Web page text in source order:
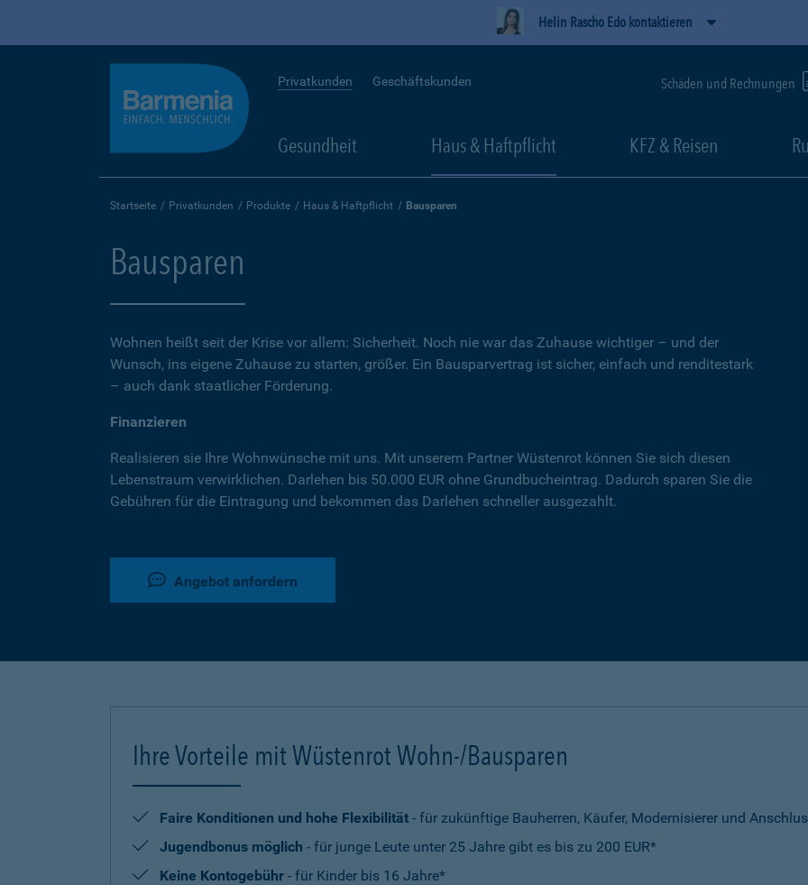
Helin Rascho Edo kontaktieren
Privatkunden Geschäftskunden Schäden und Rechnungen
Gesundheit Haus & Haftpflicht KFZ & Reisen
Startseite Privatkunden Produkte Haus & Haftpflicht Bausparen
Bausparen
Wohnen heißt seit der Krise vor allem: Sicherheit. Noch nie war das Zuhause wichtiger – und der
Wunsch, ins eigene Zuhause zu starten, größer. Ein Bausparvertrag ist sicher, einfach und renditestark
– auch dank staatlicher Förderung.
Finanzieren
Realisieren sie Ihre Wohnwünsche mit uns. Mit unserem Partner Wüstenrot können Sie sich diesen
Lebenstraum verwirklichen. Darlehen bis 50.000 EUR ohne Grundbucheintrag. Dadurch sparen Sie die
Gebühren für die Eintragung und bekommen das Darlehen schneller ausgezahlt.
Angebot anfordern
Ihre Vorteile mit Wüstenrot Wohn-/Bausparen
Faire Konditionen und hohe Flexibilität - für zukünftige Bauherren, Käufer, Modernisierer und
Jugendbonus möglich - für junge Leute unter 25 Jahre gibt es bis zu 200 EUR*
Keine Kontogebühr - für Kinder bis 16 Jahre*